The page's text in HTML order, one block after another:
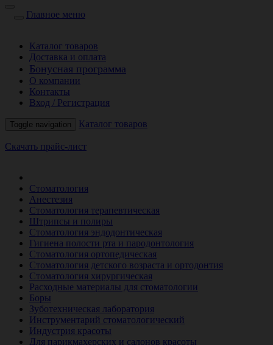
Главное меню
Каталог товаров
Доставка и оплата
Бонусная программа
О компании
Контакты
Вход / Регистрация
Toggle navigation Каталог товаров
Скачать прайс-лист
Стоматология
Анестезия
Стоматология терапевтическая
Штрипсы и полиры
Стоматология эндодонтическая
Гигиена полости рта и пародонтология
Стоматология ортопедическая
Стоматология детского возраста и ортодонтия
Стоматология хирургическая
Расходные материалы для стоматологии
Боры
Зуботехническая лаборатория
Инструментарий стоматологический
Индустрия красоты
Для парикмахерских и салонов красоты